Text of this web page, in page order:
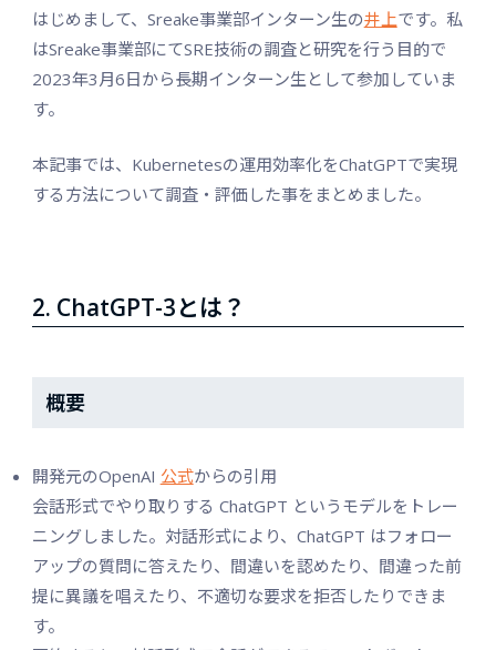
はじめまして、Sreake事業部インターン生の井上です。私
はSreake事業部にてSRE技術の調査と研究を行う目的で
2023年3月6日から長期インターン生として参加していま
す。
本記事では、Kubernetesの運用効率化をChatGPTで実現
する方法について調査・評価した事をまとめました。
2. ChatGPT-3とは？
概要
開発元のOpenAI 公式からの引用
会話形式でやり取りする ChatGPT というモデルをトレー
ニングしました。対話形式により、ChatGPT はフォロー
アップの質問に答えたり、間違いを認めたり、間違った前
提に異議を唱えたり、不適切な要求を拒否したりできま
す。